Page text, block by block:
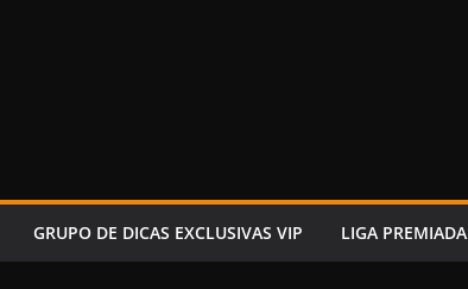
GRUPO DE DICAS EXCLUSIVAS VIP LIGA PREMIADA